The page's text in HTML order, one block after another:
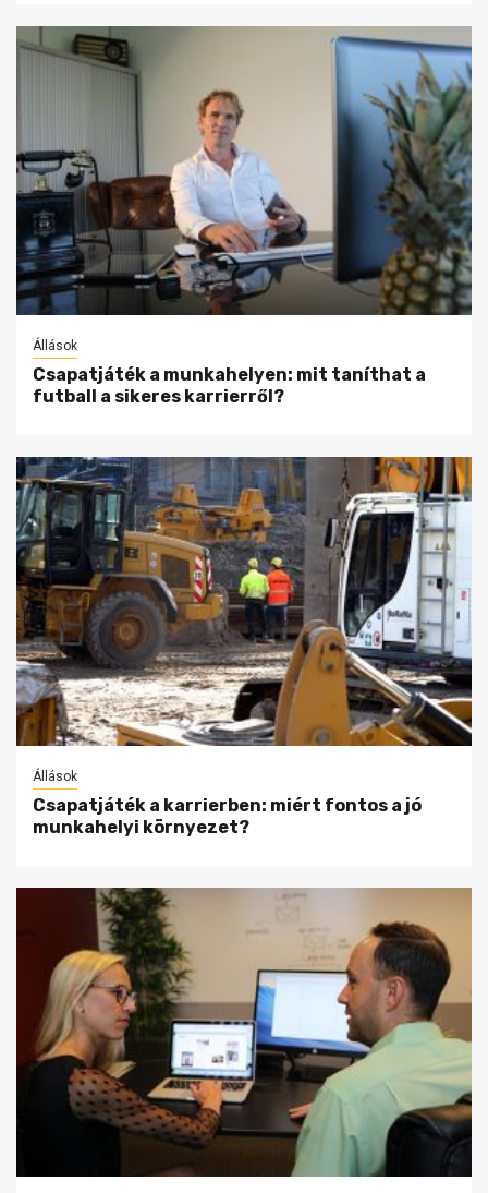
Állások
Csapatjáték a munkahelyen: mit taníthat a
futball a sikeres karrierről?
Állások
Csapatjáték a karrierben: miért fontos a jó
munkahelyi környezet?